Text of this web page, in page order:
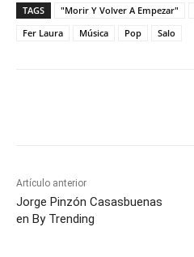
TAGS "Morir Y Volver A Empezar"
Fer Laura
Música Pop Salo
Artículo anterior
Jorge Pinzón Casasbuenas
en By Trending